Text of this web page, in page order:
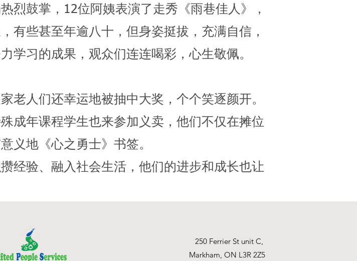
烈鼓掌，12位阿姨表演了走秀《雨巷佳人》，
有些甚至年逾八十，但身姿挺拔，充满自信，
学习的成果，观众们连连喝彩，心生敬佩。
老人们还幸运地被抽中大奖，个个笑逐颜开。
成年课程学生也来参加义卖，他们不仅在摊位
义地《心之勇士》书签。
经验、融入社会生活，他们的进步和成长也让
250 Ferrier St unit C,
Markham, ON L3R 2Z5